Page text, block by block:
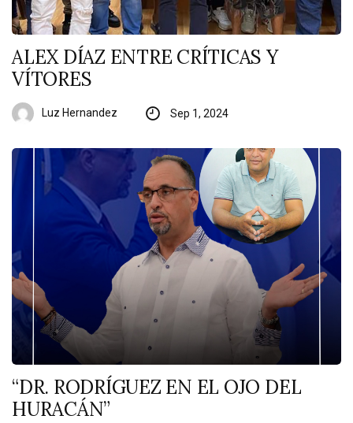
ALEX DÍAZ ENTRE CRÍTICAS Y
VÍTORES
Luz Hernandez Sep 1, 2024
“DR. RODRÍGUEZ EN EL OJO DEL
HURACÁN”